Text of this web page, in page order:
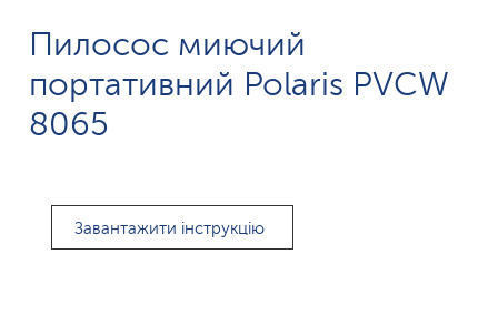
Пилосос миючий
портативний Polaris PVCW
8065
Завантажити інструкцію